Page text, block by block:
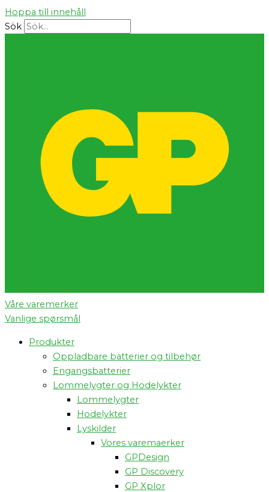
Hoppa till innehåll
Sök
Våre varemerker
Vanlige spørsmål
Produkter
Oppladbare batterier og tilbehør
Engangsbatterier
Lommelygter og Hodelykter
Lommelygter
Hodelykter
Lyskilder
Vores varemaerker
GPDesign
GP Discovery
GP Xplor